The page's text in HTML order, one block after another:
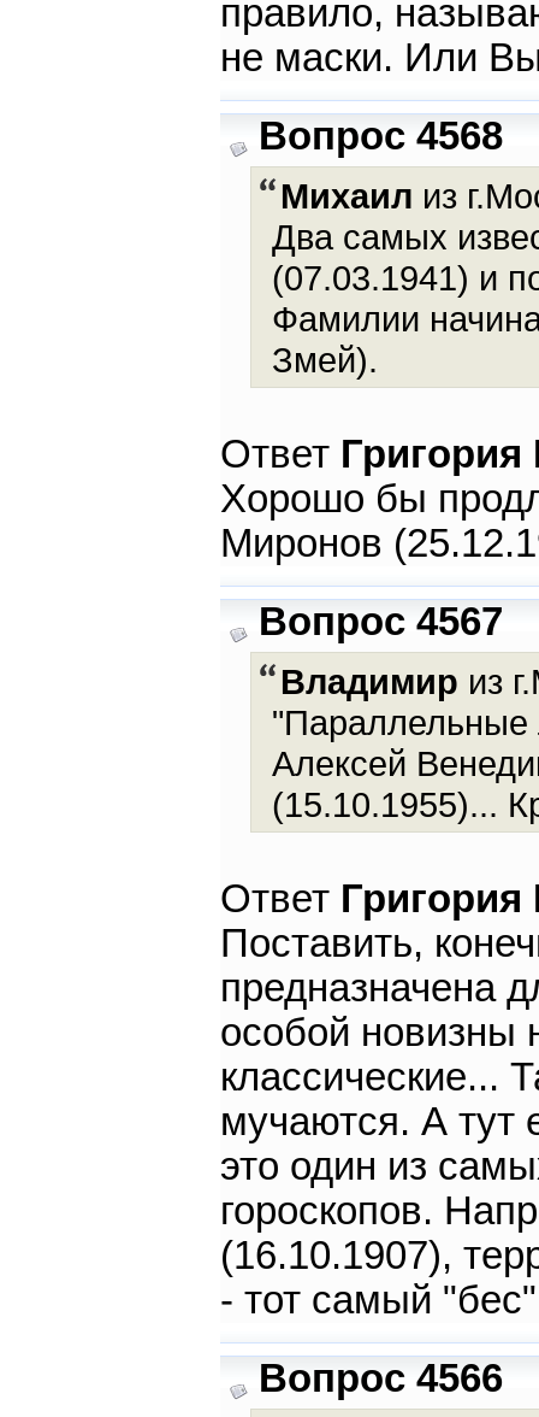
правило,
не маски. Или
Вопрос 4568
Михаил из
Два самых
(07.03.1941) и
Фамилии
Змей).
Ответ
Хорошо бы
Миронов
Вопрос 4567
Владимир из
"Параллельные
Алексей
(15.10.1955)...
Ответ
Поставить,
предназначена
особой новизны
классические...
мучаются. А
это один из
гороскопов.
(16.10.1907),
- тот самый "бес"
Вопрос 4566